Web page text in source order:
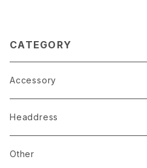
CATEGORY
Accessory
earrings
pierce
Headdress
linestone comb
Other